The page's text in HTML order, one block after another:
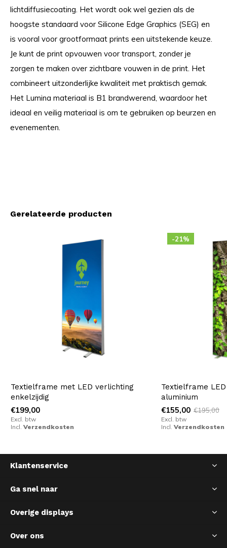
lichtdiffusiecoating. Het wordt ook wel gezien als de
hoogste standaard voor Silicone Edge Graphics (SEG) en
is vooral voor grootformaat prints een uitstekende keuze.
Je kunt de print opvouwen voor transport, zonder je
zorgen te maken over zichtbare vouwen in de print. Het
combineert uitzonderlijke kwaliteit met praktisch gemak.
Het Lumina materiaal is B1 brandwerend, waardoor het
ideaal en veilig materiaal is om te gebruiken op beurzen en
evenementen.
Gerelateerde producten
Textielframe met LED verlichting
enkelzijdig
€199,00
Excl. btw
Incl. Verzendkosten
-21%
Textielframe
aluminium
€155,00 €195,00
Excl. btw
Incl. Verzendkosten
Klantenservice
Ga snel naar
Overige displays
Over ons